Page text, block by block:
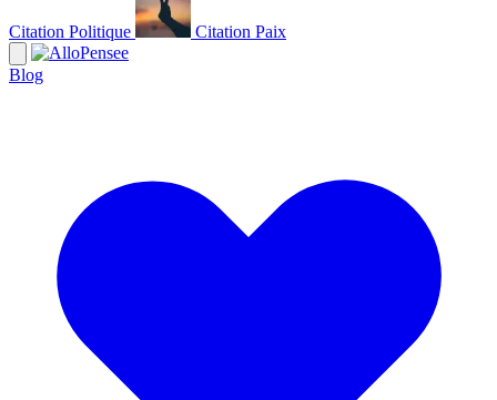
Citation Politique Citation Paix
Blog